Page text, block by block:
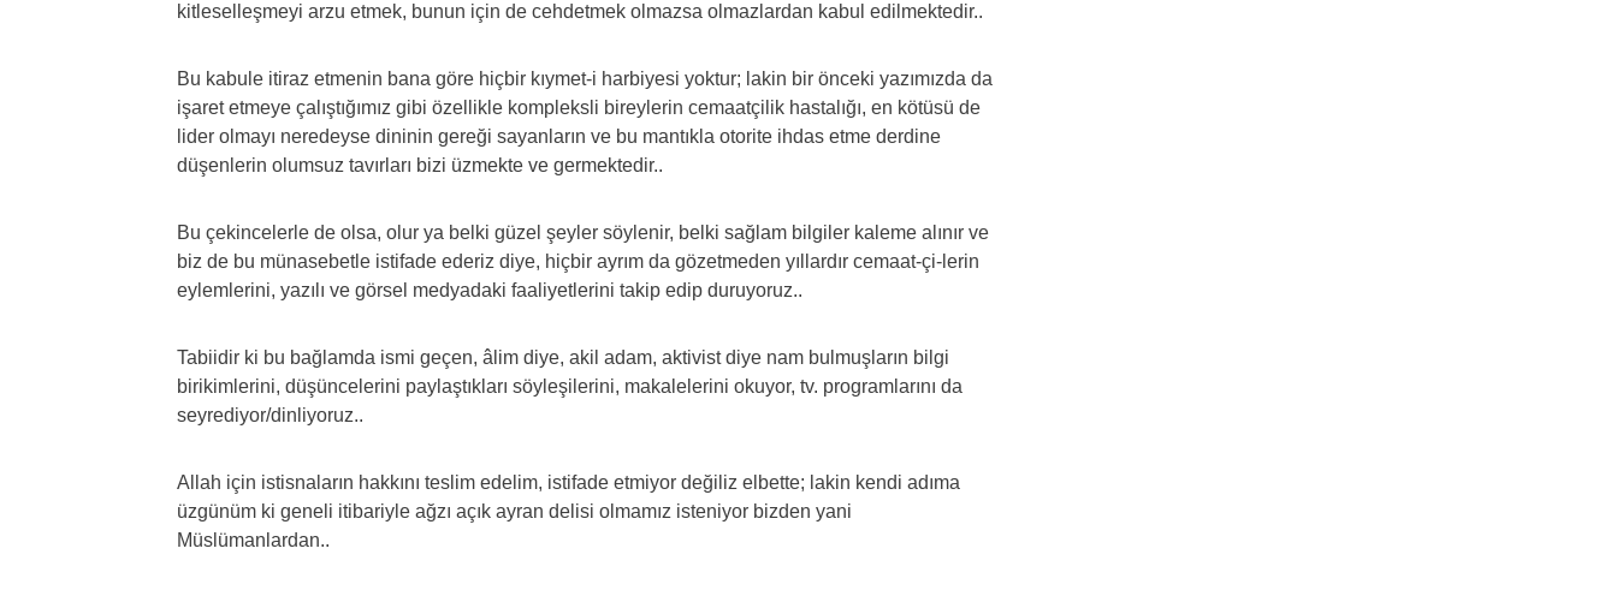
kitleselleşmeyi arzu etmek, bunun için de cehdetmek olmazsa olmazlardan kabul edilmektedir..
Bu kabule itiraz etmenin bana göre hiçbir kıymet-i harbiyesi yoktur; lakin bir önceki yazımızda da
işaret etmeye çalıştığımız gibi özellikle kompleksli bireylerin cemaatçilik hastalığı, en kötüsü de
lider olmayı neredeyse dininin gereği sayanların ve bu mantıkla otorite ihdas etme derdine
düşenlerin olumsuz tavırları bizi üzmekte ve germektedir..
Bu çekincelerle de olsa, olur ya belki güzel şeyler söylenir, belki sağlam bilgiler kaleme alınır ve
biz de bu münasebetle istifade ederiz diye, hiçbir ayrım da gözetmeden yıllardır cemaat-çi-lerin
eylemlerini, yazılı ve görsel medyadaki faaliyetlerini takip edip duruyoruz..
Tabiidir ki bu bağlamda ismi geçen, âlim diye, akil adam, aktivist diye nam bulmuşların bilgi
birikimlerini, düşüncelerini paylaştıkları söyleşilerini, makalelerini okuyor, tv. programlarını da
seyrediyor/dinliyoruz..
Allah için istisnaların hakkını teslim edelim, istifade etmiyor değiliz elbette; lakin kendi adıma
üzgünüm ki geneli itibariyle ağzı açık ayran delisi olmamız isteniyor bizden yani
Müslümanlardan..